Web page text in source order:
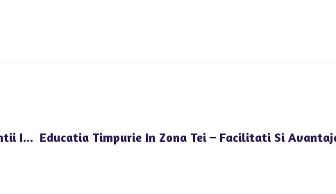
Gradinita Cu Program Prelungit Voluntari – Cum Sprijina Parintii In Organizarea Timpului